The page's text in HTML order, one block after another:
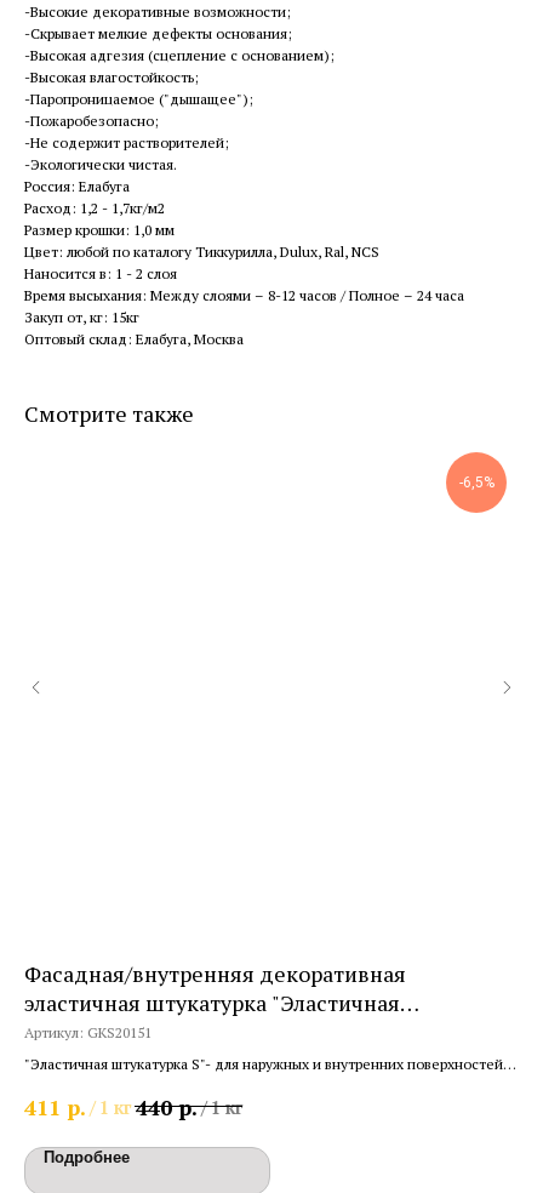
-Высокие декоративные возможности;
-Скрывает мелкие дефекты основания;
-Высокая адгезия (сцепление с основанием);
-Высокая влагостойкость;
-Паропроницаемое ("дышащее");
-Пожаробезопасно;
-Не содержит растворителей;
-Экологически чистая.
Россия: Елабуга
Расход: 1,2 - 1,7кг/м2
Размер крошки: 1,0 мм
Цвет: любой по каталогу Тиккурилла, Dulux, Ral, NCS
Наносится в: 1 - 2 слоя
Время высыхания: Между слоями – 8-12 часов / Полное – 24 часа
Закуп от, кг: 15кг
Оптовый склад: Елабуга, Москва
Смотрите также
-6,5%
Фасадная/внутренняя декоративная
эластичная штукатурка "Эластичная
штукатурка S"
Артикул: GKS20151
"Эластичная штукатурка S"- для наружных и внутренних поверхностей, с
411 р. / 1 кг440 р./1 кг
Подробнее